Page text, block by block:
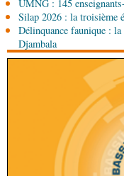
06-08-2026
Afrique-Monde
l'ONU cachent
contrôle des
UMNG : 145
Silap 2026 : la troisième
Délinquance faunique :
Djambala